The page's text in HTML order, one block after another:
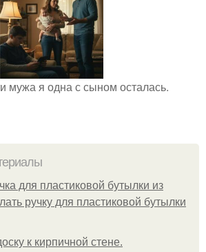
мужа я одна с сыном осталась.
для пластиковой бутылки из
ручку для пластиковой бутылки
к кирпичной стене.